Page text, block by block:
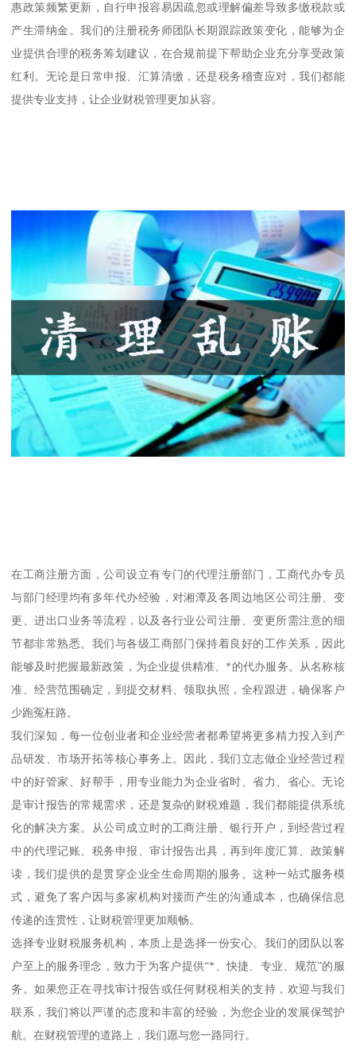
惠政策频繁更新，自行申报容易因疏忽或理解偏差导致多缴税款或
产生滞纳金。我们的注册税务师团队长期跟踪政策变化，能够为企
业提供合理的税务筹划建议，在合规前提下帮助企业充分享受政策
红利。无论是日常申报、汇算清缴，还是税务稽查应对，我们都能
提供专业支持，让企业财税管理更加从容。
在工商注册方面，公司设立有专门的代理注册部门，工商代办专员
与部门经理均有多年代办经验，对湘潭及各周边地区公司注册、变
更、进出口业务等流程，以及各行业公司注册、变更所需注意的细
节都非常熟悉。我们与各级工商部门保持着良好的工作关系，因此
能够及时把握最新政策，为企业提供精准、*的代办服务。从名称核
准、经营范围确定，到提交材料、领取执照，全程跟进，确保客户
少跑冤枉路。
我们深知，每一位创业者和企业经营者都希望将更多精力投入到产
品研发、市场开拓等核心事务上。因此，我们立志做企业经营过程
中的好管家、好帮手，用专业能力为企业省时、省力、省心。无论
是审计报告的常规需求，还是复杂的财税难题，我们都能提供系统
化的解决方案。从公司成立时的工商注册、银行开户，到经营过程
中的代理记账、税务申报、审计报告出具，再到年度汇算、政策解
读，我们提供的是贯穿企业全生命周期的服务。这种一站式服务模
式，避免了客户因与多家机构对接而产生的沟通成本，也确保信息
传递的连贯性，让财税管理更加顺畅。
选择专业财税服务机构，本质上是选择一份安心。我们的团队以客
户至上的服务理念，致力于为客户提供“*、快捷、专业、规范”的服
务。如果您正在寻找审计报告或任何财税相关的支持，欢迎与我们
联系，我们将以严谨的态度和丰富的经验，为您企业的发展保驾护
航。在财税管理的道路上，我们愿与您一路同行。